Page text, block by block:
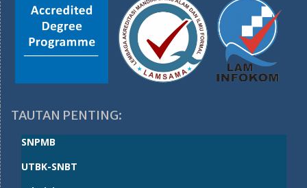
TAUTAN PENTING:
SNPMB
UTBK-SNBT